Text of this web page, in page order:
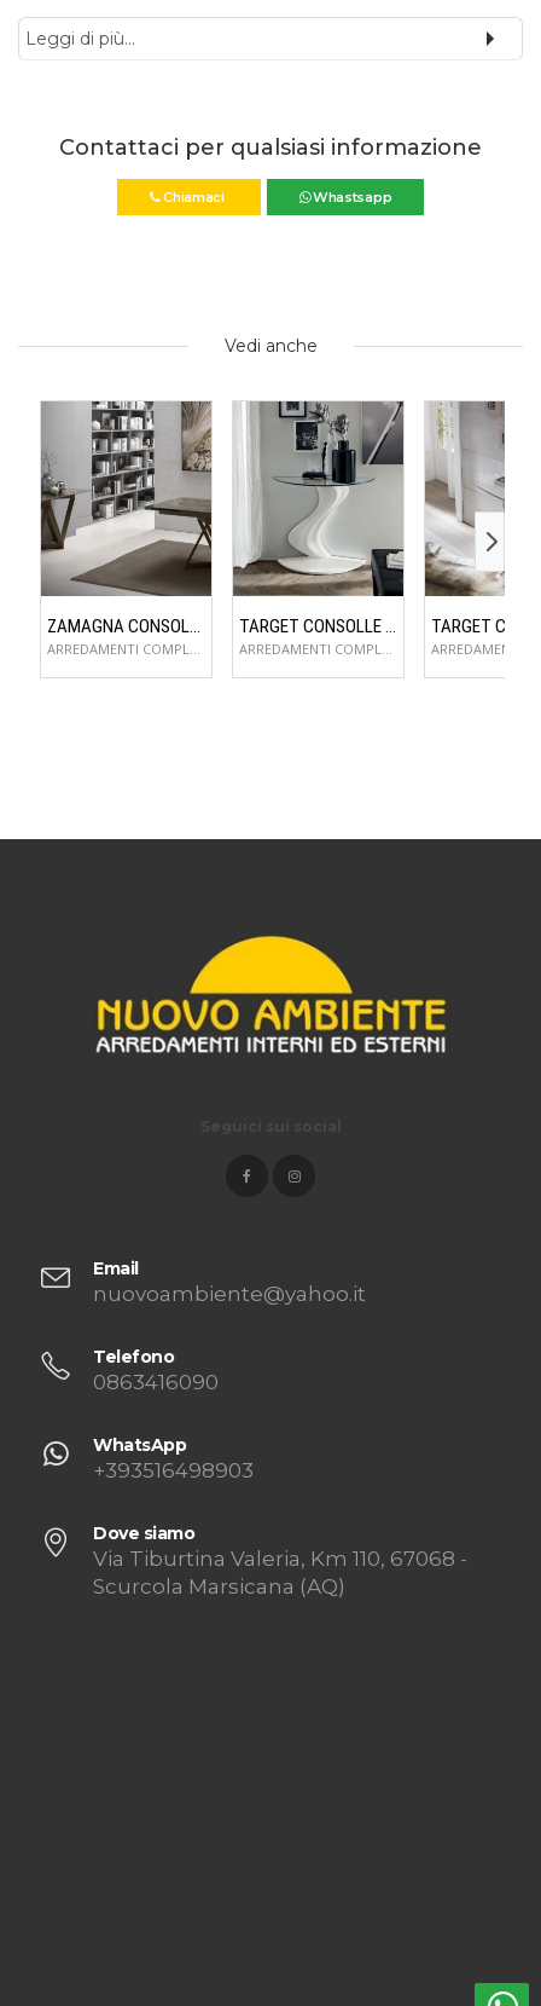
Leggi di più...
Contattaci per qualsiasi informazione
Chiamaci Whastsapp
Vedi anche
ZAMAGNA CONSOLLE FLAME
ARREDAMENTI COMPLEMENTI D'ARREDO
TARGET CONSOLLE FLAME
ARREDAMENTI COMPLEMENTI D'ARREDO
Email
nuovoambiente@yahoo.it
Telefono
0863416090
WhatsApp
+393516498903
Dove siamo
Via Tiburtina Valeria, Km 110, 67068 -
Scurcola Marsicana (AQ)